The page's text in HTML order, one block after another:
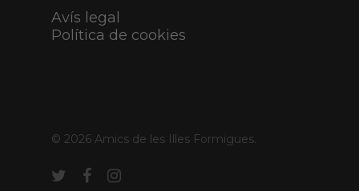
Avís legal
Política de cookies
© 2026 Amics de les Illes Formigues.